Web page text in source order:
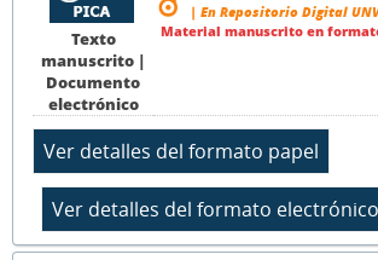
Texto
manuscrito |
Documento
electrónico
| En Repositorio Digital
Material manuscrito en